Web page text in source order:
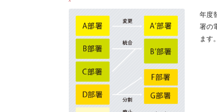
年度
署の
ます